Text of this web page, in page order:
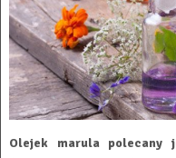
Olejek marula polecany